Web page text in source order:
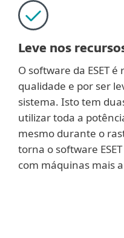
Leve nos
O software da ESET
qualidade e por ser
sistema. Isto tem
utilizar toda a
mesmo durante o
torna o software
com máquinas mais